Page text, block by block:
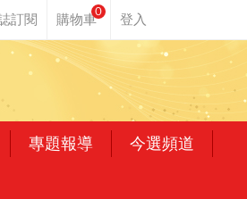
0
專題報導 今選頻道